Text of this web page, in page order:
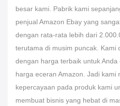
besar kami. Pabrik kami
penjual Amazon Ebay yang
dengan rata-rata lebih dari
terutama di musim puncak. Kami
dengan harga terbaik untuk
harga eceran Amazon. Jadi kami
kepercayaan pada produk kami
membuat bisnis yang hebat di